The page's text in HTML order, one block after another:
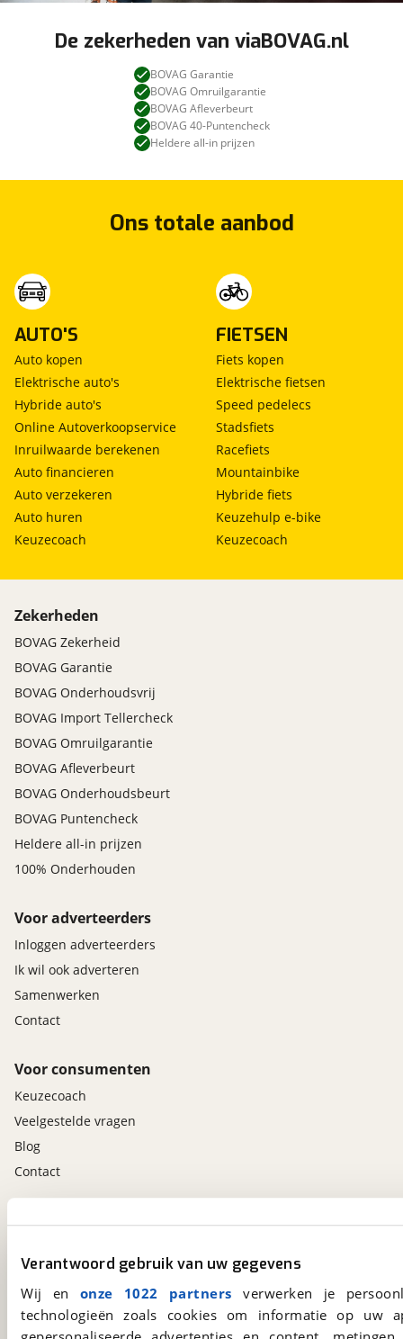
Verantwoord gebruik van uw gegevens
Wij en onze 1022 partners verwerken je
technologieën zoals cookies om informatie op
De zekerheden van viaBOVAG.nl
BOVAG Garantie
BOVAG Omruilgarantie
BOVAG Afleverbeurt
BOVAG 40-Puntencheck
Heldere all-in prijzen
Ons totale aanbod
AUTO'S
Auto kopen
Elektrische auto's
Hybride auto's
Online Autoverkoopservice
Inruilwaarde berekenen
Auto financieren
Auto verzekeren
Auto huren
Keuzecoach
FIETSEN
Fiets kopen
Elektrische fietsen
Speed pedelecs
Stadsfiets
Racefiets
Mountainbike
Hybride fiets
Keuzehulp e-bike
Keuzecoach
Zekerheden
BOVAG Zekerheid
BOVAG Garantie
BOVAG Onderhoudsvrij
BOVAG Import Tellercheck
BOVAG Omruilgarantie
BOVAG Afleverbeurt
BOVAG Onderhoudsbeurt
BOVAG Puntencheck
Heldere all-in prijzen
100% Onderhouden
Voor adverteerders
Inloggen adverteerders
Ik wil ook adverteren
Samenwerken
Contact
Voor consumenten
Keuzecoach
Veelgestelde vragen
Blog
Contact
viaBOVAG.nl app
Altijd het meest recente aanbod bij de hand.
Download 'm nu.